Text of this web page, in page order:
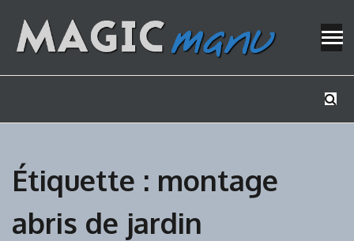
content
Étiquette : montage
abris de jardin